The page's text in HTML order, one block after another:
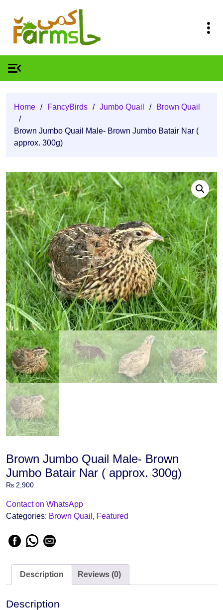
Home / FancyBirds / Jumbo Quail /
Brown Quail
/
Brown Jumbo Quail Male- Brown Jumbo Batair Nar (
approx. 300g)
Brown Jumbo Quail Male- Brown
Jumbo Batair Nar ( approx. 300g)
₨ 2,900
Contact on WhatsApp
Categories: Brown Quail , Featured
Description Reviews (0)
Description